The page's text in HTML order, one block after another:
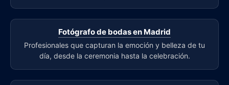
Fotógrafo de bodas en Madrid
Profesionales que capturan la emoción y belleza de tu
día, desde la ceremonia hasta la celebración.